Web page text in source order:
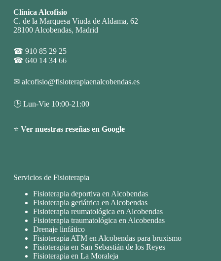
Clínica Alcofisio
C. de la Marquesa Viuda de Aldama, 62
28100 Alcobendas, Madrid
☎ 910 85 29 25
☎ 640 14 34 66
✉ alcofisio@fisioterapiaenalcobendas.es
🕒 Lun-Vie 10:00-21:00
⭐ Ver nuestras reseñas en Google
Servicios de Fisioterapia
Fisioterapia deportiva en Alcobendas
Fisioterapia geriátrica en Alcobendas
Fisioterapia reumatológica en Alcobendas
Fisioterapia traumatológica en Alcobendas
Drenaje linfático
Fisioterapia ATM en Alcobendas para bruxismo
Fisioterapia en San Sebastián de los Reyes
Fisioterapia en La Moraleja